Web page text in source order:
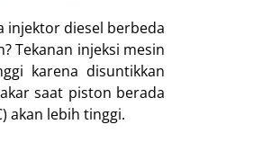
injektor diesel berbeda
Tekanan injeksi mesin
karena disuntikkan
saat piston berada
akan lebih tinggi.